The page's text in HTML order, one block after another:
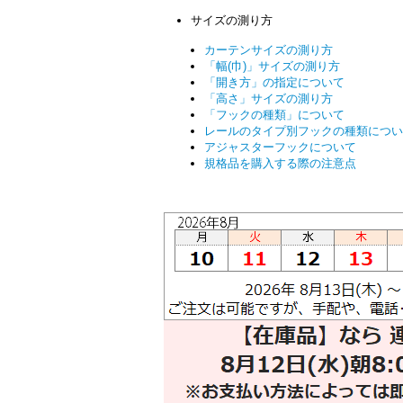
サイズの測り方
カーテンサイズの測り方
「幅(巾)」サイズの測り方
「開き方」の指定について
「高さ」サイズの測り方
「フックの種類」について
レールのタイプ別フックの種類につ
アジャスターフックについて
規格品を購入する際の注意点